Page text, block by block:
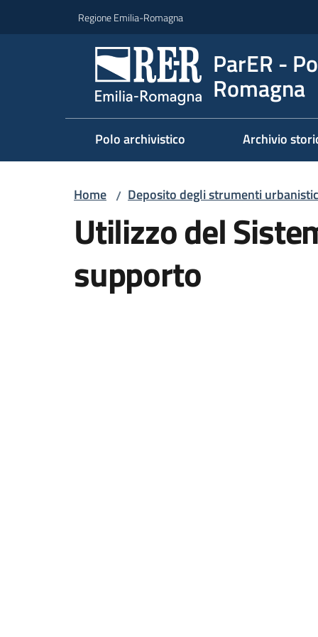
Regione Emilia-Romagna
ParER -
Romagna
Polo archivistico Archivio
Home / Deposito degli strumenti
Utilizzo del
supporto